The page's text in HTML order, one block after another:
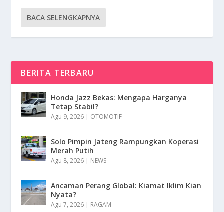
BACA SELENGKAPNYA
BERITA TERBARU
Honda Jazz Bekas: Mengapa Harganya
Tetap Stabil?
Agu 9, 2026 | OTOMOTIF
Solo Pimpin Jateng Rampungkan Koperasi
Merah Putih
Agu 8, 2026 | NEWS
Ancaman Perang Global: Kiamat Iklim Kian
Nyata?
Agu 7, 2026 | RAGAM